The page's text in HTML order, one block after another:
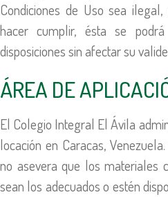
Condiciones de Uso sea
hacer cumplir, ésta se
disposiciones sin afectar su
ÁREA DE
El Colegio Integral El Ávila
locación en Caracas,
no asevera que los materiales
sean los adecuados o estén